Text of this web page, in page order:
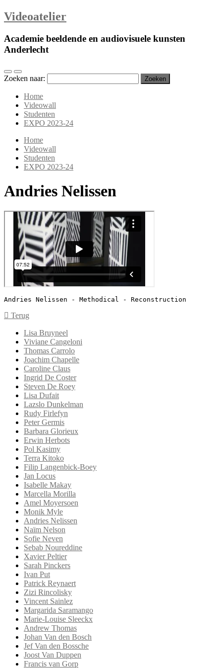
Videoatelier
Academie beeldende en audiovisuele kunsten
Anderlecht
Zoeken naar:
Home
Videowall
Studenten
EXPO 2023-24
Home
Videowall
Studenten
EXPO 2023-24
Andries Nelissen
Andries Nelissen - Methodical - Reconstruction
Terug
Lisa Bruyneel
Viviane Cangeloni
Thomas Carrolo
Joachim Chapelle
Caroline Claus
Ingrid De Coster
Steven De Roey
Lisa Dufait
Lazslo Dunkelman
Rudy Firlefyn
Peter Germis
Barbara Glorieux
Erwin Herbots
Pol Kasimy
Terra Kitoko
Filip Langenbick-Boey
Jan Locus
Isabelle Makay
Marcella Morilla
Amel Moyersoen
Monik Myle
Andries Nelissen
Naïm Nelson
Sofie Neven
Sebab Noureddine
Xavier Peltier
Sarah Pinckers
Ivan Put
Patrick Reynaert
Zizi Rincolisky
Vincent Sainlez
Margarida Saramango
Marie-Louise Sleeckx
Andrew Thomas
Johan Van den Bosch
Jef Van den Bossche
Joost Van Duppen
Francis van Gorp